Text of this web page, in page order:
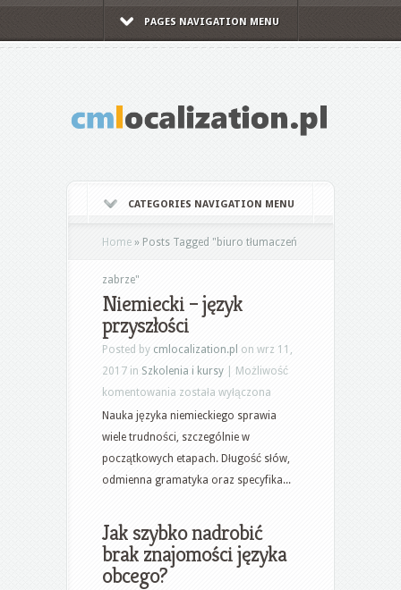
PAGES NAVIGATION MENU
CATEGORIES NAVIGATION MENU
Home » Posts Tagged " biuro tłumaczeń
zabrze"
Niemiecki – język
przyszłości
Posted by cmlocalization.pl on wrz 11,
2017 in Szkolenia i kursy
Możliwość
komentowania Niemiecki
–
język
przyszłości
została wyłączona
Nauka języka niemieckiego sprawia
wiele trudności, szczególnie w
początkowych etapach. Długość słów,
odmienna gramatyka oraz specyfika...
Jak szybko nadrobić
brak znajomości języka
obcego?